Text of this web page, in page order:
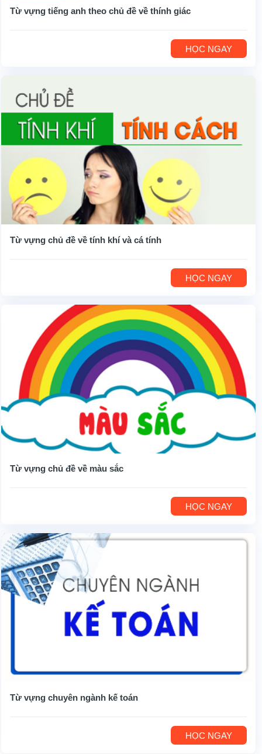
Từ vựng tiếng anh theo chủ đề về thính giác
HỌC NGAY
Từ vựng chủ đề về tính khí và cá tính
HỌC NGAY
Từ vựng chủ đề về màu sắc
HỌC NGAY
Từ vựng chuyên ngành kế toán
HỌC NGAY